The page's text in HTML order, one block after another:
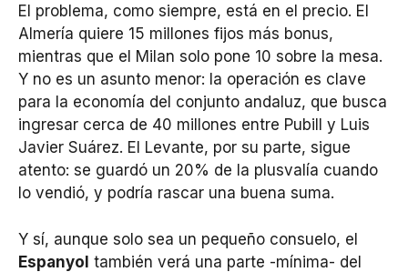
El problema, como siempre, está en el precio. El
Almería quiere 15 millones fijos más bonus,
mientras que el Milan solo pone 10 sobre la mesa.
Y no es un asunto menor: la operación es clave
para la economía del conjunto andaluz, que busca
ingresar cerca de 40 millones entre Pubill y Luis
Javier Suárez. El Levante, por su parte, sigue
atento: se guardó un 20% de la plusvalía cuando
lo vendió, y podría rascar una buena suma.
Y sí, aunque solo sea un pequeño consuelo, el
Espanyol también verá una parte -mínima- del